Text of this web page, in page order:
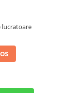
lucratoare